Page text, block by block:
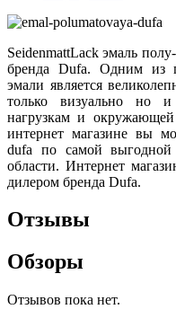
SeidenmattLack эмаль
бренда Dufa. Одним из
эмали является
только визуально но
нагрузкам и
интернет магазине вы
dufa по самой
области. Интернет
дилером бренда Dufa.
Отзывы
Обзоры
Отзывов пока нет.